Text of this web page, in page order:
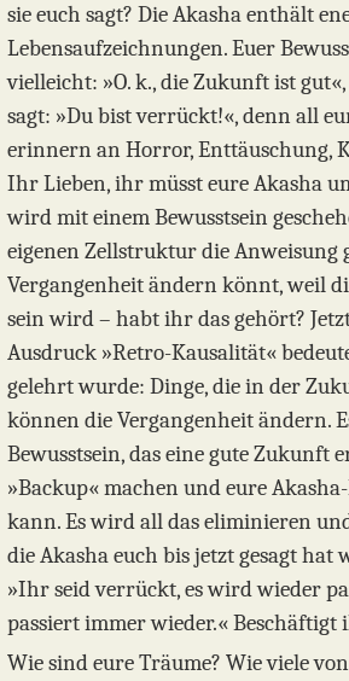
sie euch sagt? Die Akasha enthält
Lebensaufzeichnungen. Euer
vielleicht: »O. k., die Zukunft ist
sagt: »Du bist verrückt!«, denn all
erinnern an Horror, Enttäuschung,
Ihr Lieben, ihr müsst eure Akasha
wird mit einem Bewusstsein
eigenen Zellstruktur die Anweisung
Vergangenheit ändern könnt, weil
sein wird – habt ihr das gehört?
Ausdruck »Retro-Kausalität«
gelehrt wurde: Dinge, die in der
können die Vergangenheit ändern.
Bewusstsein, das eine gute Zukunft
»Backup« machen und eure
kann. Es wird all das eliminieren
die Akasha euch bis jetzt gesagt hat
»Ihr seid verrückt, es wird wieder
passiert immer wieder.« Beschäftigt
Wie sind eure Träume? Wie viele